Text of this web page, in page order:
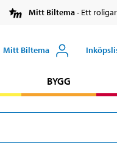
Mitt Biltema- Ett
Mitt Biltema
BYGG